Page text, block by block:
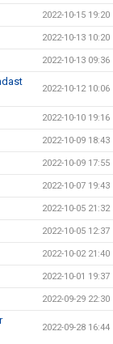
2022-10-15 19:20
2022-10-13 10:20
2022-10-13 09:36
2022-10-12 10:06
2022-10-10 19:16
2022-10-09 18:43
2022-10-09 17:55
2022-10-07 19:43
2022-10-05 21:32
2022-10-05 12:37
2022-10-02 21:40
2022-10-01 19:37
2022-09-29 22:30
2022-09-28 16:44